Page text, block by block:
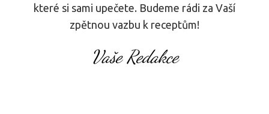
které si sami upečete. Budeme rádi za Vaší
zpětnou vazbu k receptům!
Vaše Redakce